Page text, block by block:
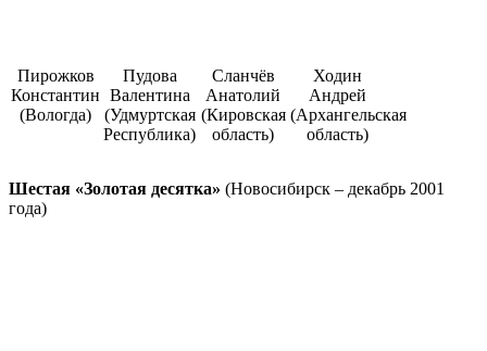
Пирожков
Константин
(Вологда)
Пудова
Валентина
(Удмуртская
Республика)
Сланчёв
Анатолий
(Кировская
область)
Ходин
Андрей
(Архангельская
область)
Шестая «Золотая десятка» (Новосибирск – декабрь 2001
года)